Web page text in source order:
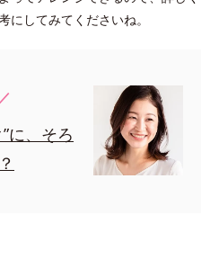
にしてみてくださいね。
に、そろ